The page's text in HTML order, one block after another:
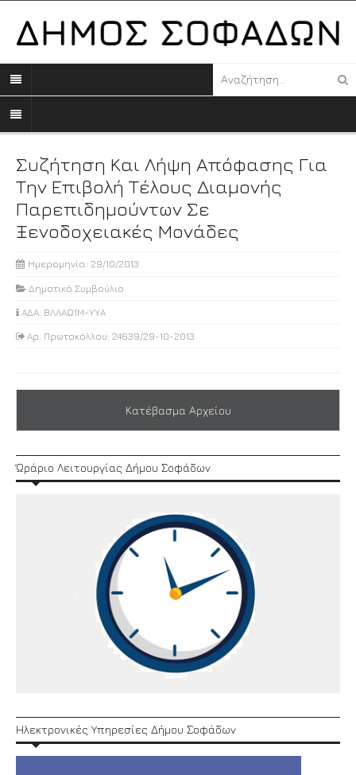
Συζήτηση Και Λήψη Απόφασης Για
Την Επιβολή Τέλους Διαμονής
Παρεπιδημούντων Σε
Ξενοδοχειακές Μονάδες
Ημερομηνία: 29/10/2013
Δημοτικό Συμβούλιο
ΑΔΑ: ΒΛΛΑΩ1Μ-ΥΥΑ
Αρ. Πρωτοκόλλου: 24639/29-10-2013
Κατέβασμα Αρχείου
Ώράριο Λειτουργίας Δήμου Σοφάδων
Ηλεκτρονικές Υπηρεσίες Δήμου Σοφάδων